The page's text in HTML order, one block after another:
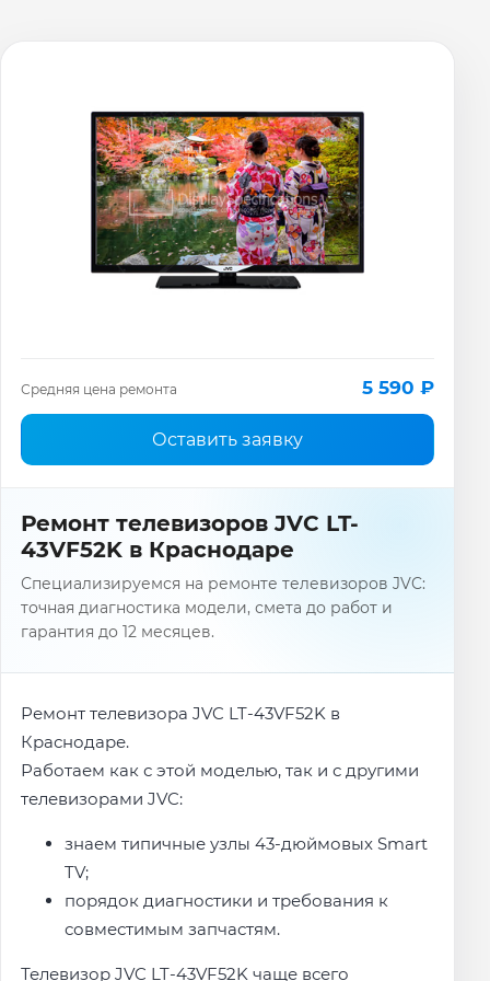
Средняя цена ремонта 5 590 ₽
Оставить заявку
Ремонт телевизоров JVC LT-
43VF52K в Краснодаре
Специализируемся на ремонте телевизоров JVC:
точная диагностика модели, смета до работ и
гарантия до 12 месяцев.
Ремонт телевизора JVC LT-43VF52K в
Краснодаре.
Работаем как с этой моделью, так и с другими
телевизорами JVC:
знаем типичные узлы 43-дюймовых Smart
TV;
порядок диагностики и требования к
совместимым запчастям.
Телевизор JVC LT-43VF52K чаще всего